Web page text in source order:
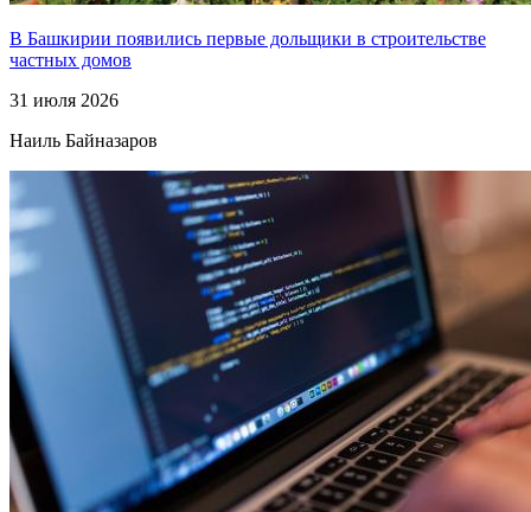
В Башкирии появились первые дольщики в строительстве
частных домов
31 июля 2026
Наиль Байназаров